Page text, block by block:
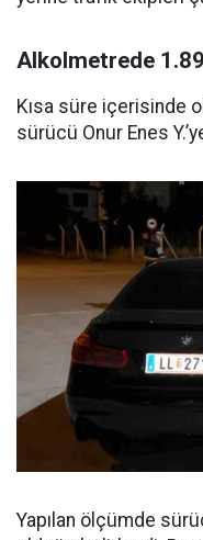
Alkolmetrede
Kısa süre içerisinde
sürücü Onur Enes
Yapılan ölçümde